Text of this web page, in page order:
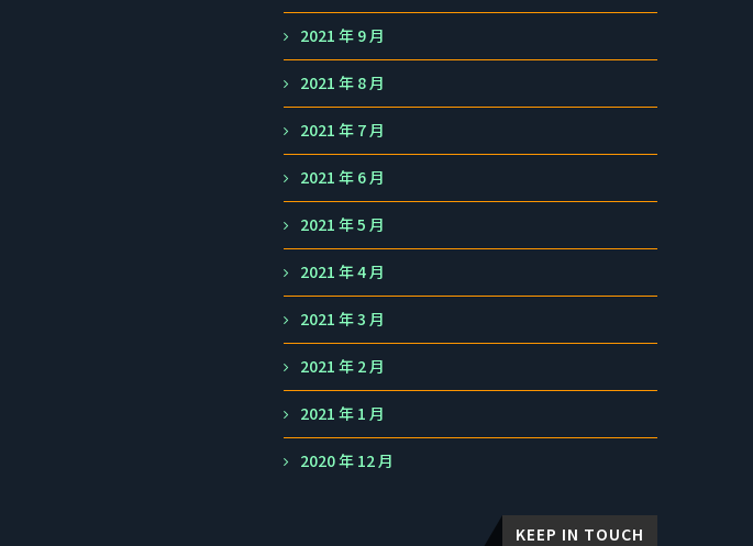
2021 年 9 月
2021 年 8 月
2021 年 7 月
2021 年 6 月
2021 年 5 月
2021 年 4 月
2021 年 3 月
2021 年 2 月
2021 年 1 月
2020 年 12 月
KEEP IN TOUCH